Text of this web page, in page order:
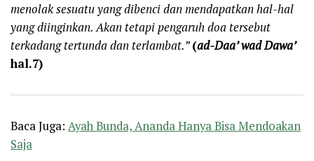
menolak sesuatu yang dibenci dan mendapatkan hal-hal
yang diinginkan. Akan tetapi pengaruh doa tersebut
terkadang tertunda dan terlambat.”(ad-Daa’ wad Dawa’
hal.7)
Baca Juga: Ayah Bunda, Ananda Hanya Bisa Mendoakan
Saja